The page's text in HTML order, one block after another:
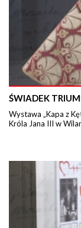
ŚWIADEK
Wystawa „Kapa z
Króla Jana III w